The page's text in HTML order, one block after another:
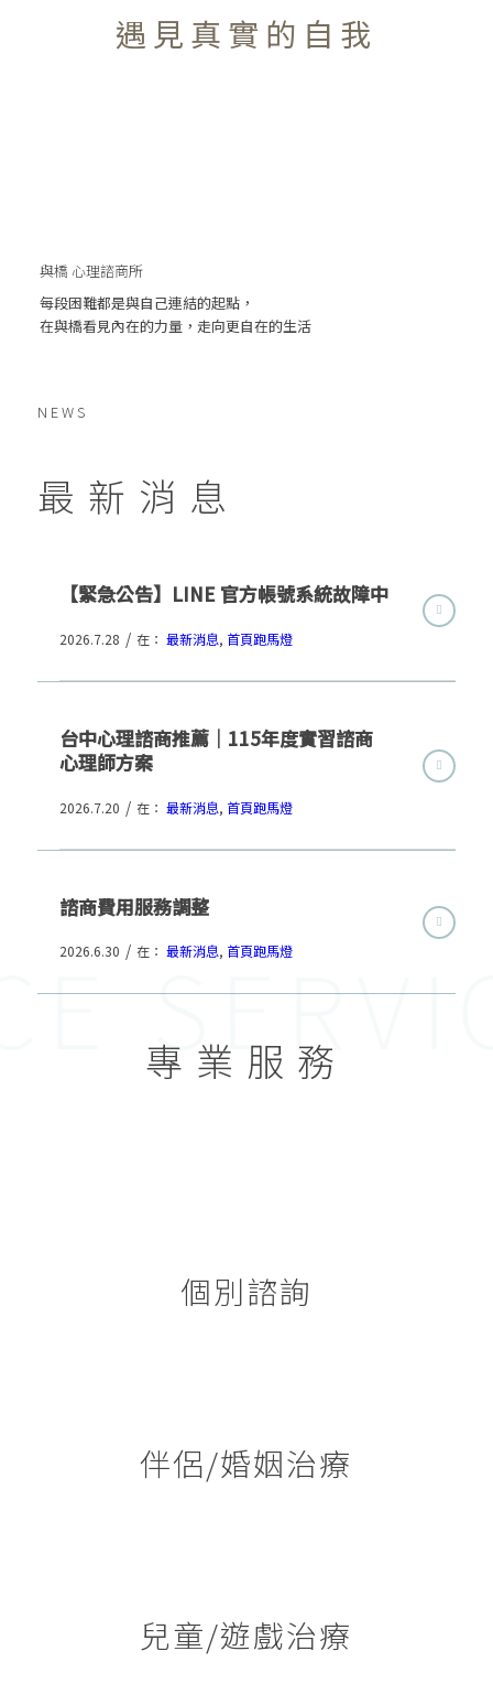
遇見真實的自我
與橋 心理諮商所
每段困難都是與自己連結的起點，
在與橋看見內在的力量，走向更自在的生活
NEWS
最新消息
【緊急公告】LINE 官方帳號系統故障中
2026.7.28 / 在： 最新消息, 首頁跑馬燈
台中心理諮商推薦｜115年度實習諮商
心理師方案
2026.7.20 / 在： 最新消息, 首頁跑馬燈
諮商費用服務調整
2026.6.30 / 在： 最新消息, 首頁跑馬燈
專業服務
個別諮詢
伴侶/婚姻治療
兒童/遊戲治療